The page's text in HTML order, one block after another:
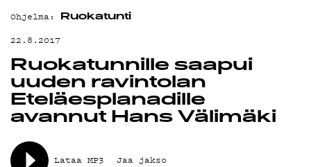
MAINOSTA
YHTEYSTIEDOT
G LIVELAB
YSTÄVÄKLUBI
TIETOSUOJA
Ohjelma: Ruokatunti
22.8.2017
Ruokatunnille saapui
uuden ravintolan
Eteläesplanadille
avannut Hans Välimäki
Lataa MP3 Jaa jakso